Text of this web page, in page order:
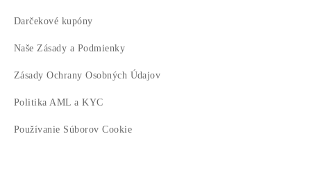
Darčekové kupóny
Naše Zásady a Podmienky
Zásady Ochrany Osobných Údajov
Politika AML a KYC
Používanie Súborov Cookie